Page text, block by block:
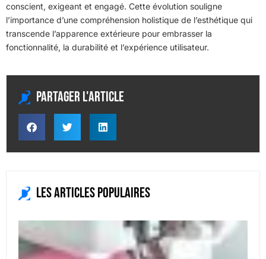
conscient, exigeant et engagé. Cette évolution souligne
l’importance d’une compréhension holistique de l’esthétique qui
transcende l’apparence extérieure pour embrasser la
fonctionnalité, la durabilité et l’expérience utilisateur.
Partager l'article
Les articles populaires